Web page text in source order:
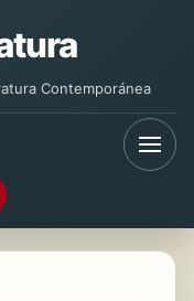
Contemporánea